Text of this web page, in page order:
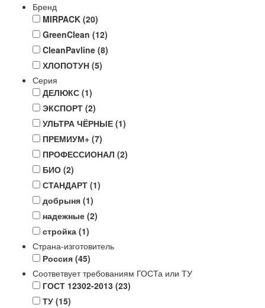
Бренд
MIRPACK (20)
GreenClean (12)
CleanPavline (8)
ХЛОПОТУН (5)
Серия
ДЕЛЮКС (1)
ЭКСПОРТ (2)
УЛЬТРА ЧЁРНЫЕ (1)
ПРЕМИУМ+ (7)
ПРОФЕССИОНАЛ (2)
БИО (2)
СТАНДАРТ (1)
добрыня (1)
надежные (2)
стройка (1)
Страна-изготовитель
Россия (45)
Соответвует требованиям ГОСТа или ТУ
ГОСТ 12302-2013 (23)
ТУ (15)